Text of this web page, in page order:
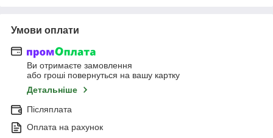
Умови оплати
Ви отримаєте замовлення
або гроші повернуться на вашу картку
Детальніше
Післяплата
Оплата на рахунок